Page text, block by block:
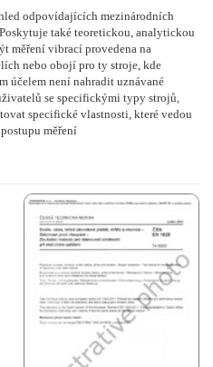
odpovídajících mezinárodních
také teoretickou, analytickou
měření vibrací provedena na
nebo obojí pro ty stroje, kde
účelem není nahradit uznávané
se specifickými typy strojů,
specifické vlastnosti, které vedou
měření